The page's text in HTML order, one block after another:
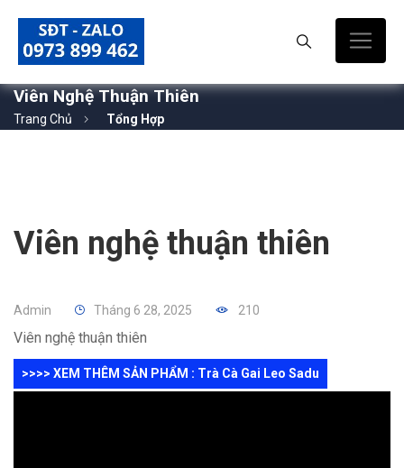
Viên Nghệ Thuận Thiên
Trang Chủ Tổng Hợp
Viên nghệ thuận thiên
Admin Tháng 6 28, 2025 210
Viên nghệ thuận thiên
>>>> XEM THÊM SẢN PHẨM : Trà Cà Gai Leo Sadu